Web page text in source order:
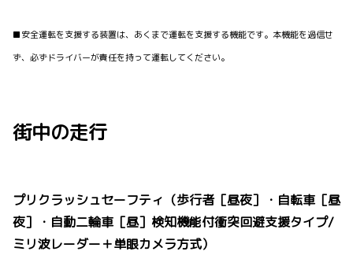
■安全運転を支援する装置は、あくまで運転を支援する機能です。本機能を過信せ
ず、必ずドライバーが責任を持って運転してください。
街中の走行
プリクラッシュセーフティ（歩行者［昼夜］・自転車［昼
夜］・自動二輪車［昼］検知機能付衝突回避支援タイプ/
ミリ波レーダー＋単眼カメラ方式）